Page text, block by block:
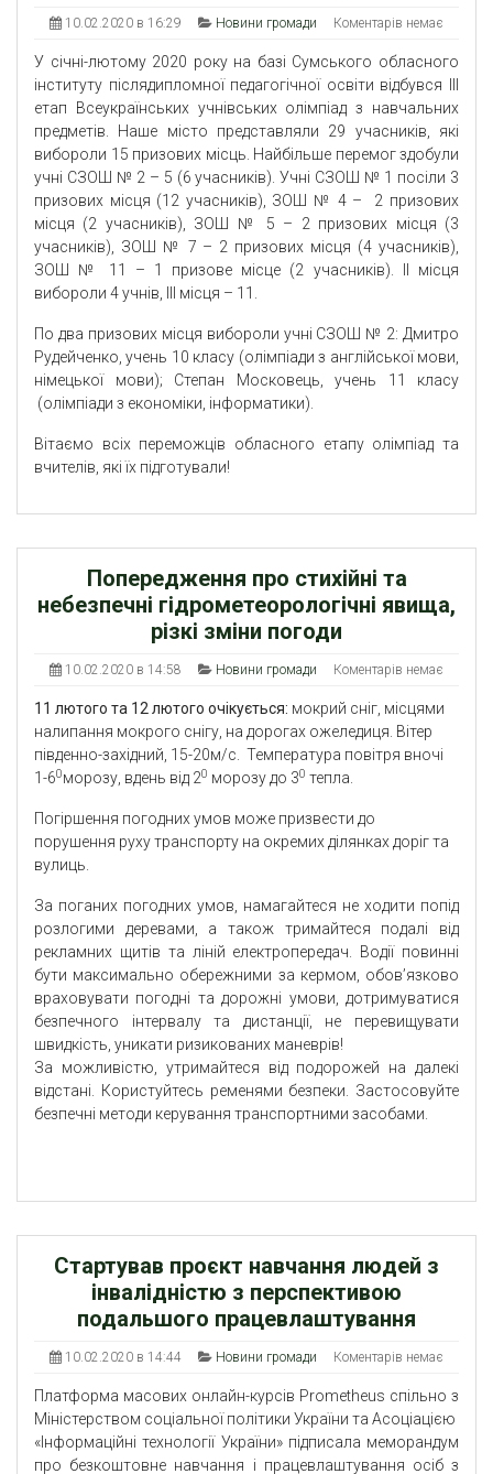
10.02.2020 в 16:29 Новини громади Коментарів немає
У січні-лютому 2020 року на базі Сумського обласного
інституту післядипломної педагогічної освіти відбувся ІІІ
етап Всеукраїнських учнівських олімпіад з навчальних
предметів. Наше місто представляли 29 учасників, які
вибороли 15 призових місць. Найбільше перемог здобули
учні СЗОШ № 2 – 5 (6 учасників). Учні СЗОШ № 1 посіли 3
призових місця (12 учасників), ЗОШ № 4 – 2 призових
місця (2 учасників), ЗОШ № 5 – 2 призових місця (3
учасників), ЗОШ № 7 – 2 призових місця (4 учасників),
ЗОШ № 11 – 1 призове місце (2 учасників). ІІ місця
вибороли 4 учнів, ІІІ місця – 11.
По два призових місця вибороли учні СЗОШ № 2: Дмитро
Рудейченко, учень 10 класу (олімпіади з англійської мови,
німецької мови); Степан Московець, учень 11 класу
(олімпіади з економіки, інформатики).
Вітаємо всіх переможців обласного етапу олімпіад та
вчителів, які їх підготували!
Попередження про стихійні та
небезпечні гідрометеорологічні явища,
різкі зміни погоди
10.02.2020 в 14:58 Новини громади Коментарів немає
11 лютого та 12 лютого очікується: мокрий сніг, місцями
налипання мокрого снігу, на дорогах ожеледиця. Вітер
південно-західний, 15-20м/с. Температура повітря вночі
1-60морозу, вдень від 20 морозу до 30 тепла.
Погіршення погодних умов може призвести до
порушення руху транспорту на окремих ділянках доріг та
вулиць.
За поганих погодних умов, намагайтеся не ходити попід
розлогими деревами, а також тримайтеся подалі від
рекламних щитів та ліній електропередач. Водії повинні
бути максимально обережними за кермом, обов’язково
враховувати погодні та дорожні умови, дотримуватися
безпечного інтервалу та дистанції, не перевищувати
швидкість, уникати ризикованих маневрів!
За можливістю, утримайтеся від подорожей на далекі
відстані. Користуйтесь ременями безпеки. Застосовуйте
безпечні методи керування транспортними засобами.
Стартував проєкт навчання людей з
інвалідністю з перспективою
подальшого працевлаштування
10.02.2020 в 14:44 Новини громади Коментарів немає
Платформа масових онлайн-курсів Prometheus спільно з
Міністерством соціальної політики України та Асоціацією
«Інформаційні технології України» підписала меморандум
про безкоштовне навчання і працевлаштування осіб з